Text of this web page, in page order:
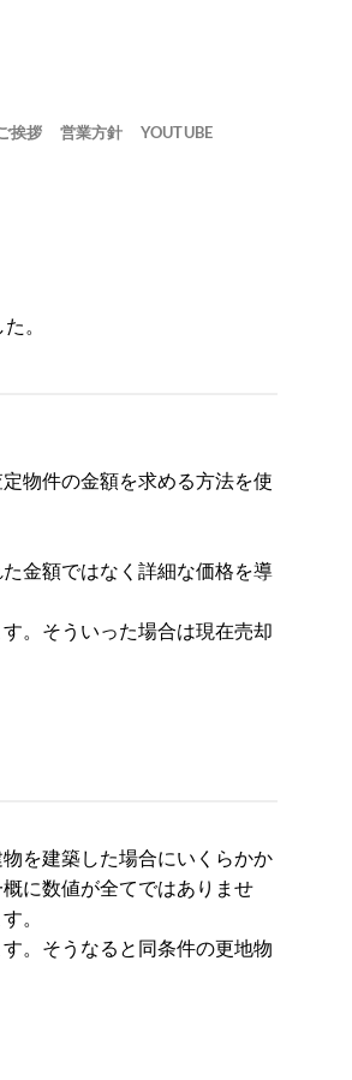
挨拶 営業方針 YOUTUBE
。
物件の金額を求める方法を使
金額ではなく詳細な価格を導
。そういった場合は現在売却
を建築した場合にいくらかか
に数値が全てではありませ
。
。そうなると同条件の更地物